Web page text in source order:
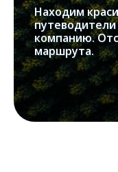
Находим
компанию.
маршрута.